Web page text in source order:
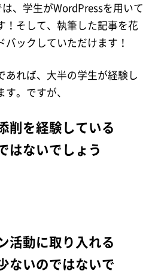
、学生がWordPressを用いて
！そして、執筆した記事を花
ックしていただけます！
あれば、大半の学生が経験し
。ですが、
削を経験している
はないでしょう
活動に取り入れる
ないのではないで